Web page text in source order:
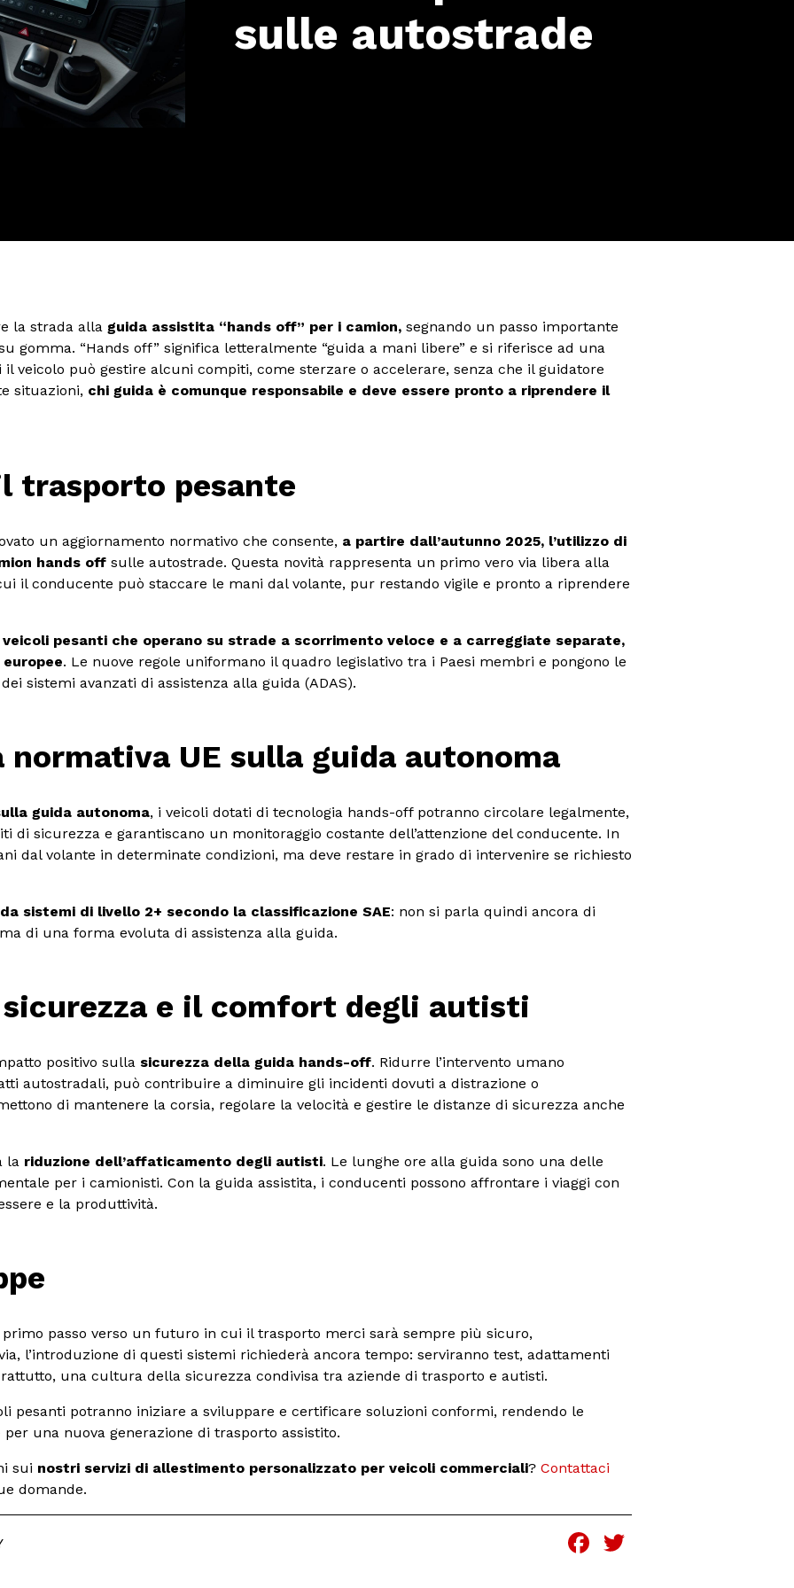
sulle autostrade
la strada alla guida assistita “hands off” per i camion, segnando un passo importante
gomma. “Hands off” significa letteralmente “guida a mani libere” e si riferisce ad una
veicolo può gestire alcuni compiti, come sterzare o accelerare, senza che il guidatore
situazioni, chi guida è comunque responsabile e deve essere pronto a riprendere il
trasporto pesante
un aggiornamento normativo che consente, a partire dall’autunno 2025, l’utilizzo di
hands off sulle autostrade. Questa novità rappresenta un primo vero via libera alla
il conducente può staccare le mani dal volante, pur restando vigile e pronto a riprendere
pesanti che operano su strade a scorrimento veloce e a carreggiate separate,
. Le nuove regole uniformano il quadro legislativo tra i Paesi membri e pongono le
sistemi avanzati di assistenza alla guida (ADAS).
normativa UE sulla guida autonoma
guida autonoma, i veicoli dotati di tecnologia hands-off potranno circolare legalmente,
di sicurezza e garantiscano un monitoraggio costante dell’attenzione del conducente. In
dal volante in determinate condizioni, ma deve restare in grado di intervenire se richiesto
sistemi di livello 2+ secondo la classificazione SAE: non si parla quindi ancora di
di una forma evoluta di assistenza alla guida.
e il comfort degli autisti
positivo sulla sicurezza della guida hands-off. Ridurre l’intervento umano
autostradali, può contribuire a diminuire gli incidenti dovuti a distrazione o
di mantenere la corsia, regolare la velocità e gestire le distanze di sicurezza anche
la riduzione dell’affaticamento degli autisti. Le lunghe ore alla guida sono una delle
per i camionisti. Con la guida assistita, i conducenti possono affrontare i viaggi con
e la produttività.
primo passo verso un futuro in cui il trasporto merci sarà sempre più sicuro,
l’introduzione di questi sistemi richiederà ancora tempo: serviranno test, adattamenti
una cultura della sicurezza condivisa tra aziende di trasporto e autisti.
pesanti potranno iniziare a sviluppare e certificare soluzioni conformi, rendendo le
una nuova generazione di trasporto assistito.
sui nostri servizi di allestimento personalizzato per veicoli commerciali? Contattaci
domande.
Facebook